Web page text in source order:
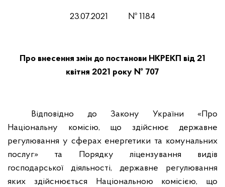
23.07.2021 № 1184
Про внесення змін до постанови НКРЕКП від 21
квітня 2021 року № 707
Відповідно до Закону України «Про
Національну комісію, що здійснює державне
регулювання у сферах енергетики та комунальних
послуг» та Порядку ліцензування видів
господарської діяльності, державне регулювання
яких здійснюється Національною комісією, що